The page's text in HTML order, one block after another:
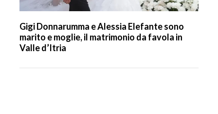
Gigi Donnarumma e Alessia Elefante sono
marito e moglie, il matrimonio da favola in
Valle d’Itria